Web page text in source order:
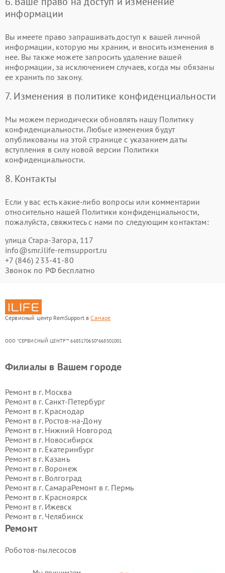
информации
Вы имеете право запрашивать доступ к вашей личной
информации, которую мы храним, и вносить изменения в
нее. Вы также можете запросить удаление вашей
информации, за исключением случаев, когда мы обязаны
ее хранить по закону.
7. Изменения в политике конфиденциальности
Мы можем периодически обновлять нашу Политику
конфиденциальности. Любые изменения будут
опубликованы на этой странице с указанием даты
вступления в силу новой версии Политики
конфиденциальности.
8. Контакты
Если у вас есть какие-либо вопросы или комментарии
относительно нашей Политики конфиденциальности,
пожалуйста, свяжитесь с нами по следующим контактам:
улица Стара-Загора, 117
info@smr.ilife-remsupport.ru
+7 (846) 233-41-80
Звонок по РФ бесплатно
Сервисный центр RemSupport вСамаре
ООО "СЕРВИСНЫЙ ЦЕНТР"* 6685170650*668501001
Ремонт
Роботов-пылесосов
Филиалы в Вашем городе
Ремонт в г. Москва
Ремонт в г. Санкт-Петербург
Ремонт в г. Краснодар
Ремонт в г. Ростов-на-Дону
Ремонт в г. Нижний Новгород
Ремонт в г. Новосибирск
Ремонт в г. Екатеринбург
Ремонт в г. Казань
Ремонт в г. Воронеж
Ремонт в г. Волгоград
Ремонт в г. СамараРемонт в г. Пермь
Ремонт в г. Красноярск
Ремонт в г. Ижевск
Ремонт в г. Челябинск
Ремонт в г.
Ремонт в г.
Ремонт в г.Саратов